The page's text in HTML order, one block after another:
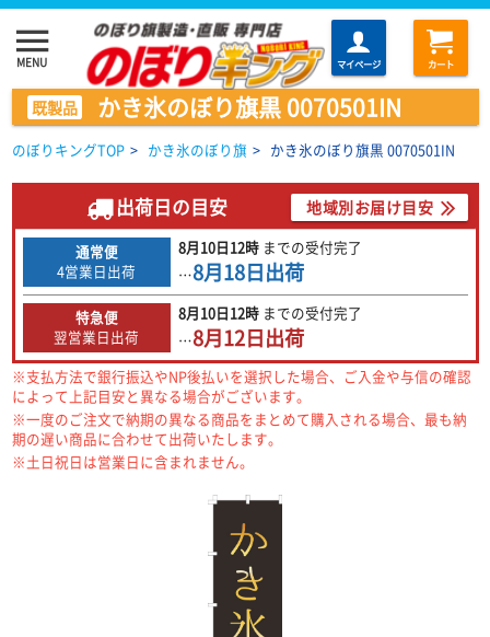
menu
MENU マイページ カート
既製品 かき氷のぼり旗黒 0070501IN
のぼりキングTOP > かき氷のぼり旗 > かき氷のぼり旗黒 0070501IN
出荷日の目安 地域別お届け目安
通常便
4営業日出荷
8月10日12時 までの受付完了
…8月18日出荷
特急便
翌営業日出荷
8月10日12時 までの受付完了
…8月12日出荷
※支払方法で銀行振込やNP後払いを選択した場合、ご入金や与信の確認
によって上記目安と異なる場合がございます。
※一度のご注文で納期の異なる商品をまとめて購入される場合、最も納
期の遅い商品に合わせて出荷いたします。
※土日祝日は営業日に含まれません。